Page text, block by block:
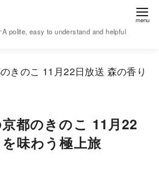
A polite, easy to understand and helpful
都のきのこ 11月22
味わう極上旅